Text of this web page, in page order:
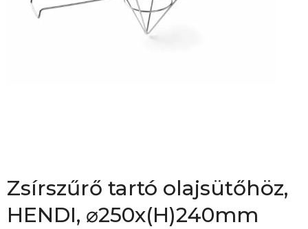
Zsírszűrő tartó olajsütőhöz,
HENDI, ⌀250x(H)240mm